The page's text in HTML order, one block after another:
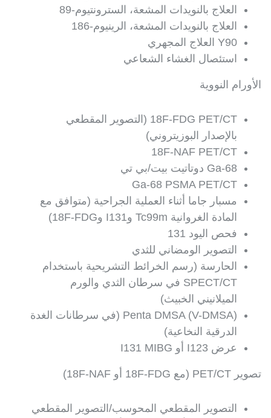
العلاج بالنويدات المشعة، السترونتيوم-89
العلاج بالنويدات المشعة، الرينيوم-186
Y90 العلاج المجهري
استئصال الغشاء الشعاعي
الأورام النووية
18F-FDG PET/CT (التصوير المقطعي
بالإصدار البوزيتروني)
18F-NAF PET/CT
Ga-68 دوتاتيت بيت/بي تي
Ga-68 PSMA PET/CT
مسبار جاما أثناء العملية الجراحية (متوافق مع
المادة الغروانية Tc99m وI131 و18F-FDG)
فحص اليود 131
التصوير الومضاني للثدي
الحارسة (رسم الخرائط التشريحية باستخدام
SPECT/CT في سرطان الثدي والورم
الميلانيني الخبيث)
Penta DMSA (V-DMSA) (في سرطانات الغدة
الدرقية النخاعية)
عرض I123 أو I131 MIBG
تصوير PET/CT (مع 18F-FDG أو 18F-NAF)
التصوير المقطعي المحوسب/التصوير المقطعي